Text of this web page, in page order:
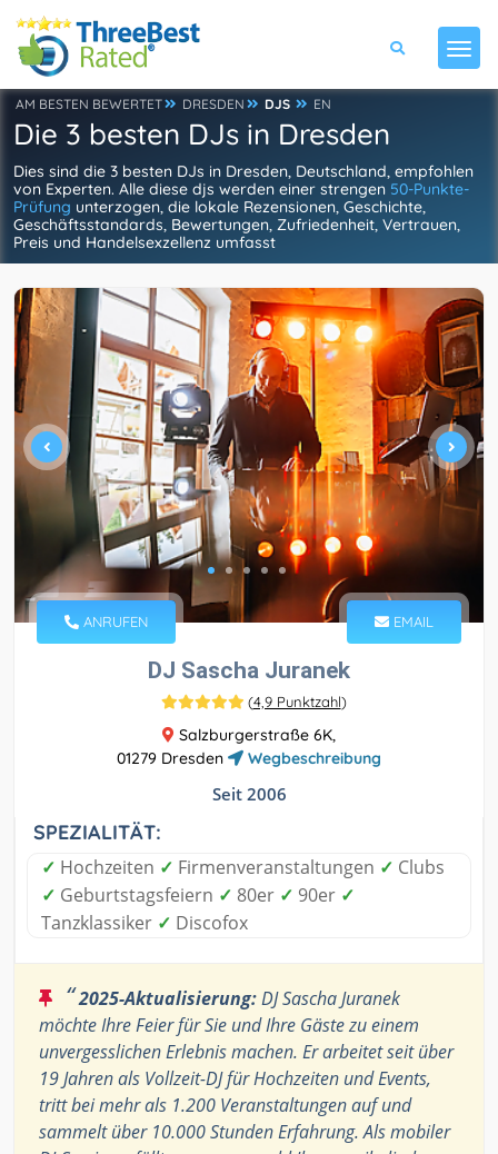
AM BESTEN BEWERTET DRESDEN DJS EN
Die 3 besten DJs in Dresden
Dies sind die 3 besten DJs in Dresden, Deutschland, empfohlen
von Experten. Alle diese djs werden einer strengen 50-Punkte-
Prüfung unterzogen, die lokale Rezensionen, Geschichte,
Geschäftsstandards, Bewertungen, Zufriedenheit, Vertrauen,
Preis und Handelsexzellenz umfasst
ANRUFEN EMAIL
DJ Sascha Juranek
(4,9 Punktzahl)
Salzburgerstraße 6K,
01279 Dresden
Wegbeschreibung
Seit 2006
SPEZIALITÄT:
✓ Hochzeiten ✓ Firmenveranstaltungen ✓ Clubs
✓ Geburtstagsfeiern ✓ 80er ✓ 90er ✓
Tanzklassiker ✓ Discofox
“2025-Aktualisierung:DJ Sascha Juranek
möchte Ihre Feier für Sie und Ihre Gäste zu einem
unvergesslichen Erlebnis machen. Er arbeitet seit über
19 Jahren als Vollzeit-DJ für Hochzeiten und Events,
tritt bei mehr als 1.200 Veranstaltungen auf und
sammelt über 10.000 Stunden Erfahrung. Als mobiler